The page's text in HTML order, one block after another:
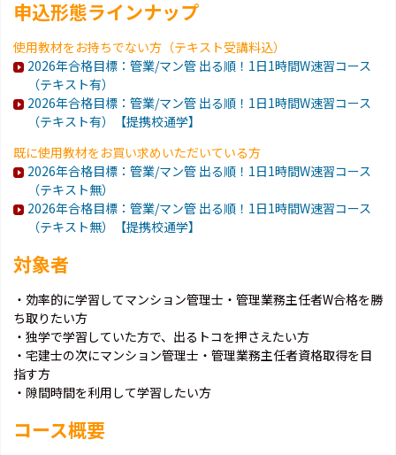
申込形態ラインナップ
使用教材をお持ちでない方（テキスト受講料込）
2026年合格目標：管業/マン管 出る順！1日1時間W速習コース
（テキスト有）
2026年合格目標：管業/マン管 出る順！1日1時間W速習コース
（テキスト有）【提携校通学】
既に使用教材をお買い求めいただいている方
2026年合格目標：管業/マン管 出る順！1日1時間W速習コース
（テキスト無）
2026年合格目標：管業/マン管 出る順！1日1時間W速習コース
（テキスト無）【提携校通学】
対象者
・効率的に学習してマンション管理士・管理業務主任者W合格を勝
ち取りたい方
・独学で学習していた方で、出るトコを押さえたい方
・宅建士の次にマンション管理士・管理業務主任者資格取得を目
指す方
・隙間時間を利用して学習したい方
コース概要